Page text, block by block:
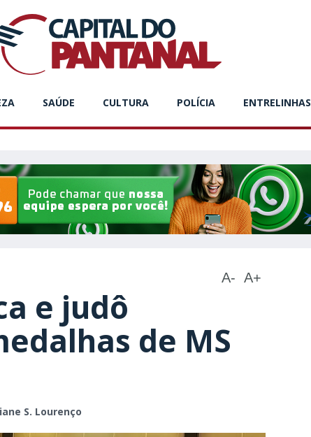
SAÚDE CULTURA POLÍCIA ENTRELINHAS
A- A+
e judô
de MS
S. Lourenço